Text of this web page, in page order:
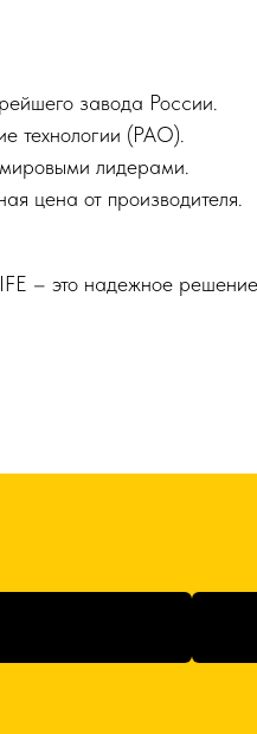
завода России.
технологии (PAO).
лидерами.
цена от производителя.
– это надежное